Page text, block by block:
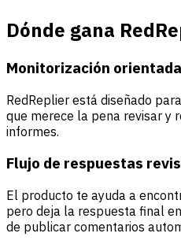
Dónde gana
Monitorización
RedReplier está diseñado
que merece la pena revisar y
informes.
Flujo de respuestas
El producto te ayuda a
pero deja la respuesta final
de publicar comentarios